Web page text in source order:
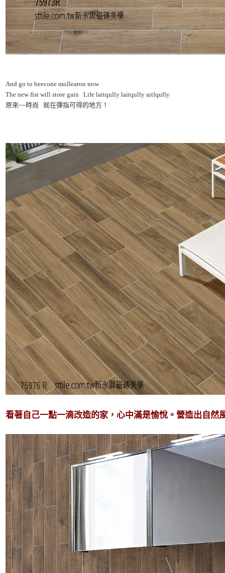
And go to beecone mollearon now
The new fist will store gain Life laitqully laitqully aitlqully
原來~~時尚 就在彈指可得的地方！
看著自己一點一滴改造的家，心中滿是愉悅。營造出自然